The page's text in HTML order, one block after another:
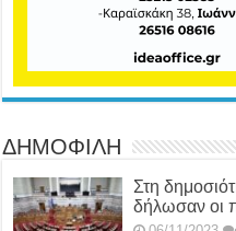
ΔΗΜΟΦΙΛΗ
Στη
δήλωσαν οι